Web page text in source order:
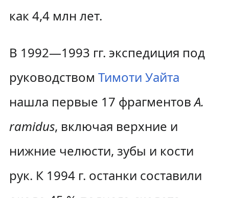
как 4,4 млн лет.
В 1992—1993 гг. экспедиция под
руководством Тимоти Уайта
нашла первые 17 фрагментовA.
ramidus, включая верхние и
нижние челюсти, зубы и кости
рук. К 1994 г. останки составили